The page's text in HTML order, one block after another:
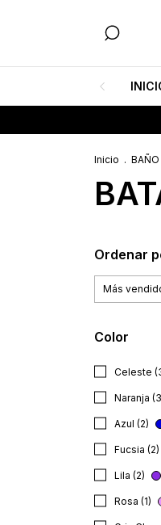
Inicio . BAÑO
Ordenar
Color
Celeste
Naranja
Azul (2)
Fucsia (2)
Lila (2)
Rosa (1)